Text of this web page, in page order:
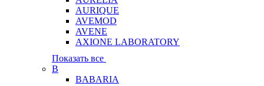
AURIQUE
AVEMOD
AVENE
AXIONE LABORATORY
Показать все
B
BABARIA